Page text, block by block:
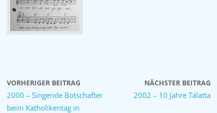
VORHERIGER BEITRAG
2000 – Singende Botschafter
beim Katholikentag in
NÄCHSTER BEITRAG
2002 – 10 Jahre Tálatta